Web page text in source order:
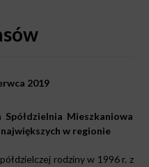
2019
Mieszkaniowa
największych w regionie
rodziny w 1996 r. z